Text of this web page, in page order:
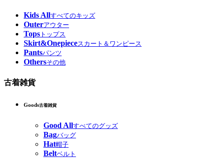
Kids Allすべてのキッズ
Outerアウター
Tops トップス
Skirt&Onepieceスカート＆ワンピース
Pantsパンツ
Othersその他
古着雑貨
Goods古着雑貨
Good Allすべてのグッズ
Bagバッグ
Hat帽子
Beltベルト